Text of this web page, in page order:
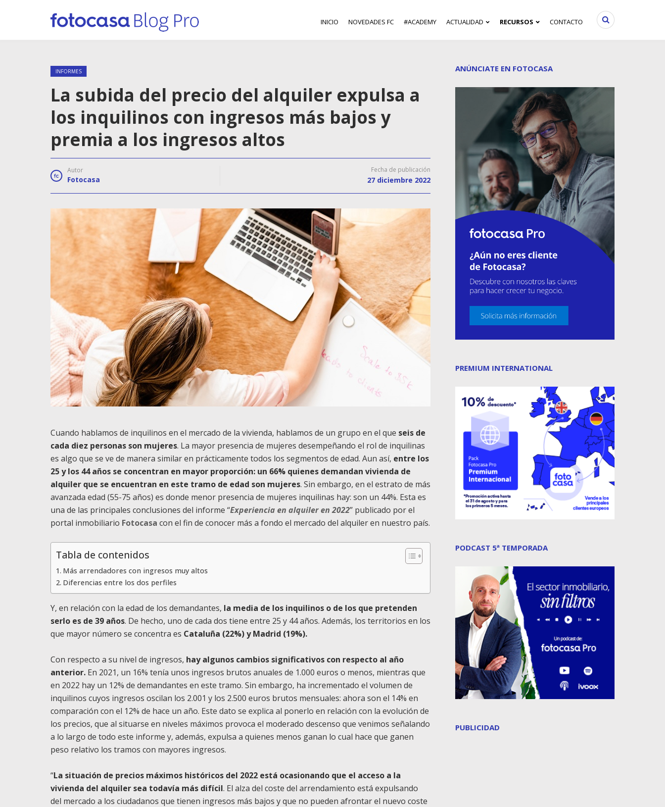
INICIO NOVEDADES FC #ACADEMY ACTUALIDAD RECURSOS CONTACTO
INFORMES
La subida del precio del alquiler expulsa a
los inquilinos con ingresos más bajos y
premia a los ingresos altos
Autor
Fotocasa
Fecha de publicación
27 diciembre 2022
Cuando hablamos de inquilinos en el mercado de la vivienda, hablamos de un grupo en el que seis de
cada diez personas son mujeres. La mayor presencia de mujeres desempeñando el rol de inquilinas
es algo que se ve de manera similar en prácticamente todos los segmentos de edad. Aun así, entre los
25 y los 44 años se concentran en mayor proporción: un 66% quienes demandan vivienda de
alquiler que se encuentran en este tramo de edad son mujeres. Sin embargo, en el estrato de más
avanzada edad (55-75 años) es donde menor presencia de mujeres inquilinas hay: son un 44%. Esta es
una de las principales conclusiones del informe “Experiencia en alquiler en 2022” publicado por el
portal inmobiliario Fotocasa con el fin de conocer más a fondo el mercado del alquiler en nuestro país.
Tabla de contenidos
Más arrendadores con ingresos muy altos
Diferencias entre los dos perfiles
Y, en relación con la edad de los demandantes, la media de los inquilinos o de los que pretenden
serlo es de 39 años. De hecho, uno de cada dos tiene entre 25 y 44 años. Además, los territorios en los
que mayor número se concentra es Cataluña (22%) y Madrid (19%).
Con respecto a su nivel de ingresos, hay algunos cambios significativos con respecto al año
anterior. En 2021, un 16% tenía unos ingresos brutos anuales de 1.000 euros o menos, mientras que
en 2022 hay un 12% de demandantes en este tramo. Sin embargo, ha incrementado el volumen de
inquilinos cuyos ingresos oscilan los 2.001 y los 2.500 euros brutos mensuales: ahora son el 14% en
comparación con el 12% de hace un año. Este dato se explica al ponerlo en relación con la evolución de
los precios, que al situarse en niveles máximos provoca el moderado descenso que venimos señalando
a lo largo de todo este informe y, además, expulsa a quienes menos ganan lo cual hace que ganen
peso relativo los tramos con mayores ingresos.
“La situación de precios máximos históricos del 2022 está ocasionando que el acceso a la
vivienda del alquiler sea todavía más difícil. El alza del coste del arrendamiento está expulsando
del mercado a los ciudadanos que tienen ingresos más bajos y que no pueden afrontar el nuevo coste
ANÚNCIATE EN FOTOCASA
PREMIUM INTERNATIONAL
PODCAST 5ª TEMPORADA
PUBLICIDAD